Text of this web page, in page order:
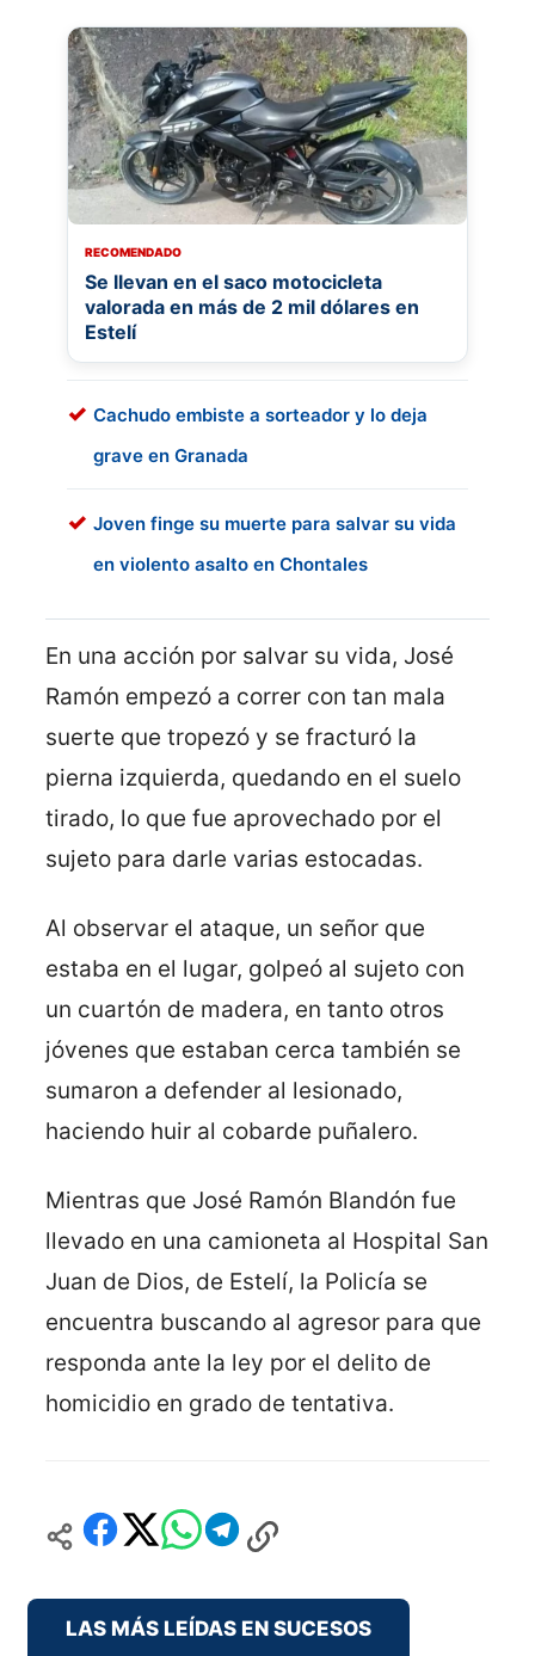
RECOMENDADO
Se llevan en el saco motocicleta
valorada en más de 2 mil dólares en
Estelí
Cachudo embiste a sorteador y lo deja
grave en Granada
Joven finge su muerte para salvar su vida
en violento asalto en Chontales
En una acción por salvar su vida, José
Ramón empezó a correr con tan mala
suerte que tropezó y se fracturó la
pierna izquierda, quedando en el suelo
tirado, lo que fue aprovechado por el
sujeto para darle varias estocadas.
Al observar el ataque, un señor que
estaba en el lugar, golpeó al sujeto con
un cuartón de madera, en tanto otros
jóvenes que estaban cerca también se
sumaron a defender al lesionado,
haciendo huir al cobarde puñalero.
Mientras que José Ramón Blandón fue
llevado en una camioneta al Hospital San
Juan de Dios, de Estelí, la Policía se
encuentra buscando al agresor para que
responda ante la ley por el delito de
homicidio en grado de tentativa.
LAS MÁS LEÍDAS EN SUCESOS